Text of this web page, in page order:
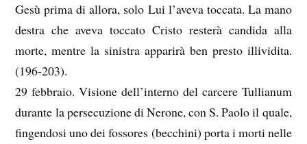
Gesù prima di allora, solo Lui l’aveva toccata. La mano
destra che aveva toccato Cristo resterà candida alla
morte, mentre la sinistra apparirà ben presto illividita.
(196-203).
29 febbraio. Visione dell’interno del carcere Tullianum
durante la persecuzione di Nerone, con S. Paolo il quale,
fingendosi uno dei fossores (becchini) porta i morti nelle